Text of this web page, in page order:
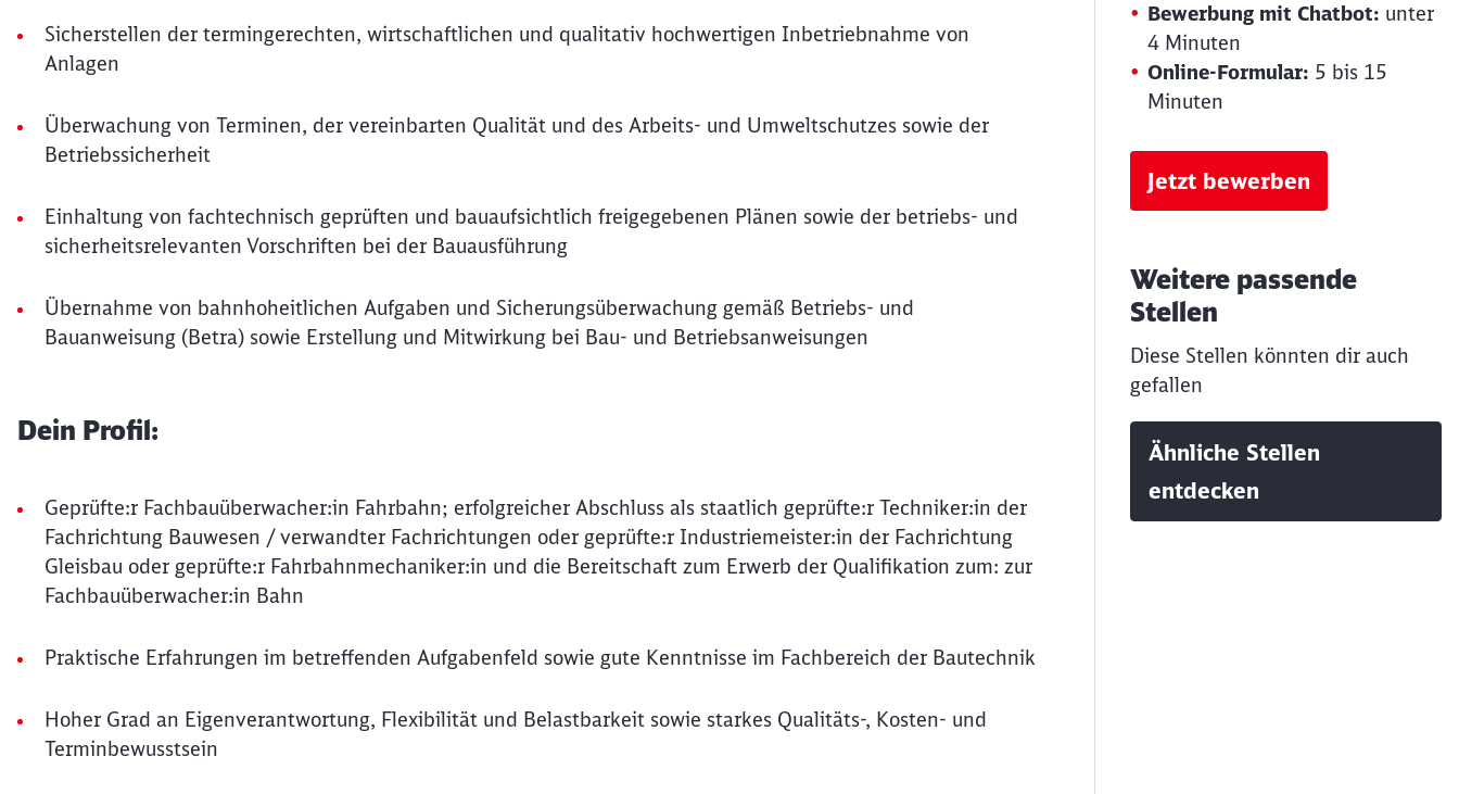
Sicherstellen der termingerechten, wirtschaftlichen und qualitativ hochwertigen Inbetriebnahme von
Anlagen
Überwachung von Terminen, der vereinbarten Qualität und des Arbeits- und Umweltschutzes sowie der
Betriebssicherheit
Einhaltung von fachtechnisch geprüften und bauaufsichtlich freigegebenen Plänen sowie der betriebs- und
sicherheitsrelevanten Vorschriften bei der Bauausführung
Übernahme von bahnhoheitlichen Aufgaben und Sicherungsüberwachung gemäß Betriebs- und
Bauanweisung (Betra) sowie Erstellung und Mitwirkung bei Bau- und Betriebsanweisungen
Dein Profil:
Geprüfte:r Fachbauüberwacher:in Fahrbahn; erfolgreicher Abschluss als staatlich geprüfte:r Techniker:in der
Fachrichtung Bauwesen / verwandter Fachrichtungen oder geprüfte:r Industriemeister:in der Fachrichtung
Gleisbau oder geprüfte:r Fahrbahnmechaniker:in und die Bereitschaft zum Erwerb der Qualifikation zum: zur
Fachbauüberwacher:in Bahn
Praktische Erfahrungen im betreffenden Aufgabenfeld sowie gute Kenntnisse im Fachbereich der Bautechnik
Hoher Grad an Eigenverantwortung, Flexibilität und Belastbarkeit sowie starkes Qualitäts-, Kosten- und
Terminbewusstsein
Bewerbung mit Chatbot: unter
4 Minuten
Online-Formular: 5 bis 15
Minuten
Jetzt bewerben
Weitere passende
Stellen
Diese Stellen könnten dir auch
gefallen
Ähnliche Stellen
entdecken